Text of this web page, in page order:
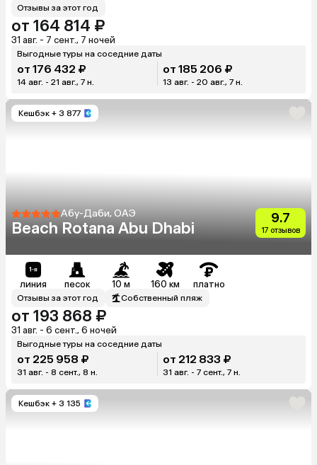
Отзывы за этот год
от 164 814 ₽
31 авг. - 7 сент., 7 ночей
Выгодные туры на соседние даты
от 176 432 ₽
14 авг. - 21 авг., 7 н.
от 185 206 ₽
13 авг. - 20 авг., 7 н.
Кешбэк + 3 877
Абу-Даби, ОАЭ
Beach Rotana Abu Dhabi
9.7
17 отзывов
линия песок 10 м 160 км платно
Отзывы за этот год Собственный пляж
от 193 868 ₽
31 авг. - 6 сент., 6 ночей
Выгодные туры на соседние даты
от 225 958 ₽
31 авг. - 8 сент., 8 н.
от 212 833 ₽
31 авг. - 7 сент., 7 н.
Кешбэк + 3 135